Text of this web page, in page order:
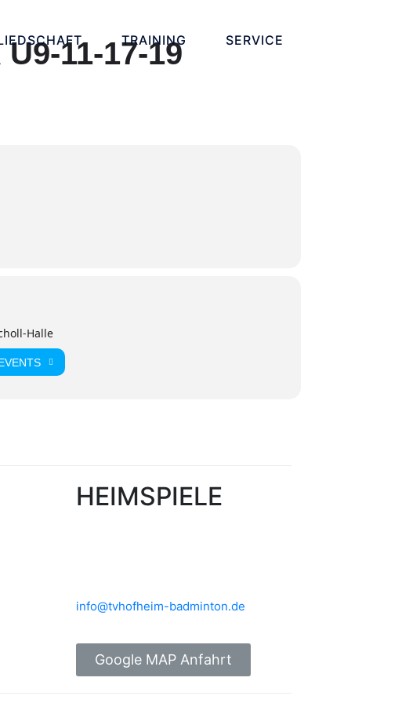
TRAINING SERVICE
11-17-19
Halle
HEIMSPIELE
info@tvhofheim-badminton.de
Google MAP Anfahrt